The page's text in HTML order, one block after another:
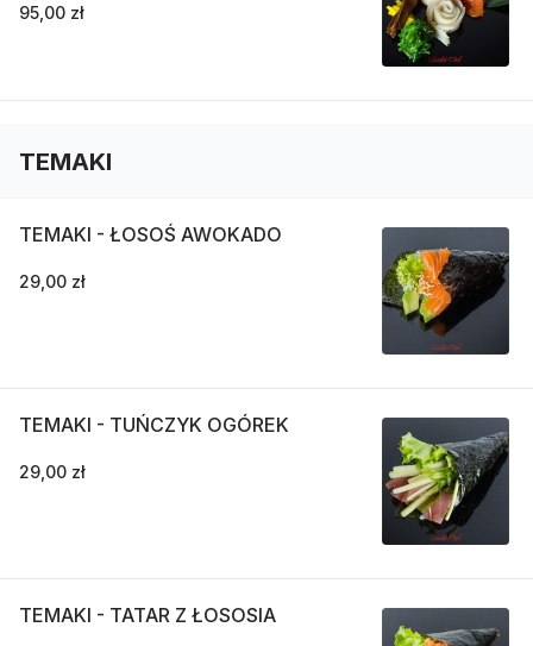
95,00 zł
TEMAKI
TEMAKI - ŁOSOŚ AWOKADO
29,00 zł
TEMAKI - TUŃCZYK OGÓREK
29,00 zł
TEMAKI - TATAR Z ŁOSOSIA